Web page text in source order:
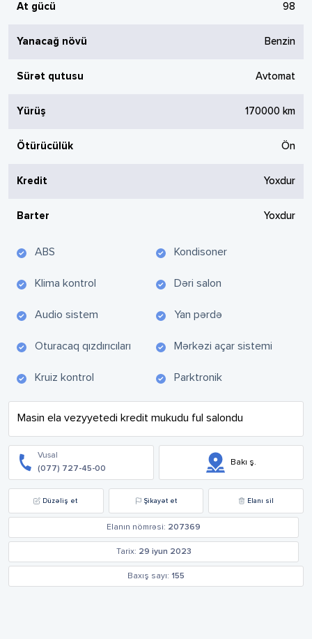
At gücü 98
Yanacağ növü Benzin
Sürət qutusu Avtomat
Yürüş 170000 km
Ötürücülük Ön
Kredit Yoxdur
Barter Yoxdur
ABS Kondisoner
Klima kontrol Dəri salon
Audio sistem Yan pərdə
Oturacaq qızdırıcıları Mərkəzi açar sistemi
Kruiz kontrol Parktronik
Masin ela vezyyetedi kredit mukudu ful salondu
Vusal
(077) 727-45-00
Bakı ş.
Düzəliş et Şikayət et Elanı sil
Elanın nömrəsi: 207369
Tarix: 29 iyun 2023
Baxış sayı: 155